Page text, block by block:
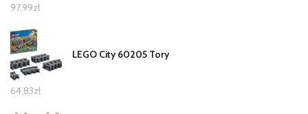
97,99zł
LEGO City 60205 Tory
64,83zł